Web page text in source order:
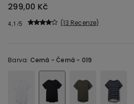
299,00 Kč
4,1 13 Recenze
Barva: Cerná -Černá - 019